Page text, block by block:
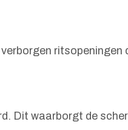
ritsopeningen
Dit waarborgt de